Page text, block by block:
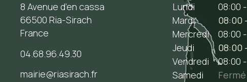
8 Avenue d’en cassa
66500 Ria-Sirach
France
04.68.96.49.30
mairie@riasirach.fr
Lundi
08:00
Mardi
08:00
Mercredi
08:00
Jeudi
08:00
Vendredi
08:00
Samedi
Fermé